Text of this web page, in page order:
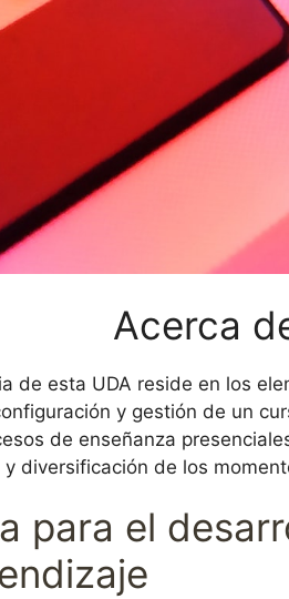
Acerca
de esta UDA reside en los
y gestión de un
de enseñanza
diversificación de los
para el